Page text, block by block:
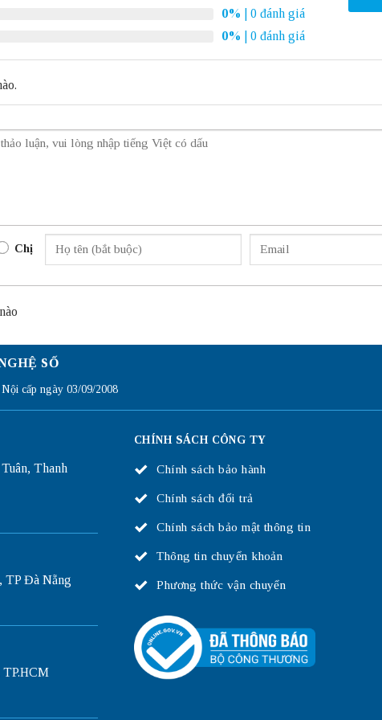
0%
| 0 đánh giá
0% | 0 đánh giá
Chị
SỐ
cấp ngày 03/09/2008
Thanh
TP Đà Nẵng
TP.HCM
CHÍNH SÁCH CÔNG TY
Chính sách bảo hành
Chính sách đổi trả
Chính sách bảo mật thông tin
Thông tin chuyển khoản
Phương thức vận chuyển